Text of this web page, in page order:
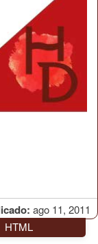
ago 11, 2011
HTML